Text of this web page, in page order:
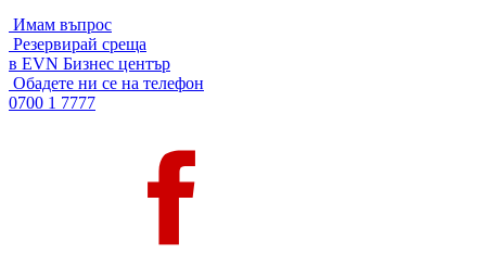
Имам въпрос
Резервирай среща
в EVN Бизнес център
Обадете ни се на телефон
0700 1 7777